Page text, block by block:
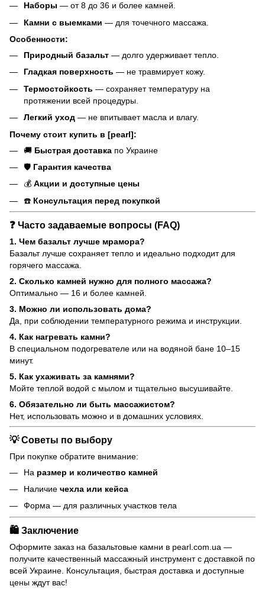
Наборы — от 8 до 36 и более камней.
Камни с выемками — для точечного массажа.
Особенности:
Природный базальт — долго удерживает тепло.
Гладкая поверхность — не травмирует кожу.
Термостойкость — сохраняет температуру на
протяжении всей процедуры.
Легкий уход — не впитывает масла и влагу.
Почему стоит купить в [pearl]:
🚚 Быстрая доставка по Украине
🛡️ Гарантия качества
💰 Акции и доступные цены
☎️ Консультация перед покупкой
❓ Часто задаваемые вопросы (FAQ)
1. Чем базальт лучше мрамора?
Базальт лучше сохраняет тепло и идеально подходит для
горячего массажа.
2. Сколько камней нужно для полного массажа?
Оптимально — 16 и более камней.
3. Можно ли использовать дома?
Да, при соблюдении температурного режима и инструкции.
4. Как нагревать камни?
В специальном подогревателе или на водяной бане 10–15
минут.
5. Как ухаживать за камнями?
Мойте теплой водой с мылом и тщательно высушивайте.
6. Обязательно ли быть массажистом?
Нет, использовать можно и в домашних условиях.
💡 Советы по выбору
При покупке обратите внимание:
На размер и количество камней
Наличие чехла или кейса
Форма — для различных участков тела
🛍 Заключение
Оформите заказ на базальтовые камни в pearl.com.ua —
получите качественный массажный инструмент с доставкой по
всей Украине. Консультация, быстрая доставка и доступные
цены ждут вас!